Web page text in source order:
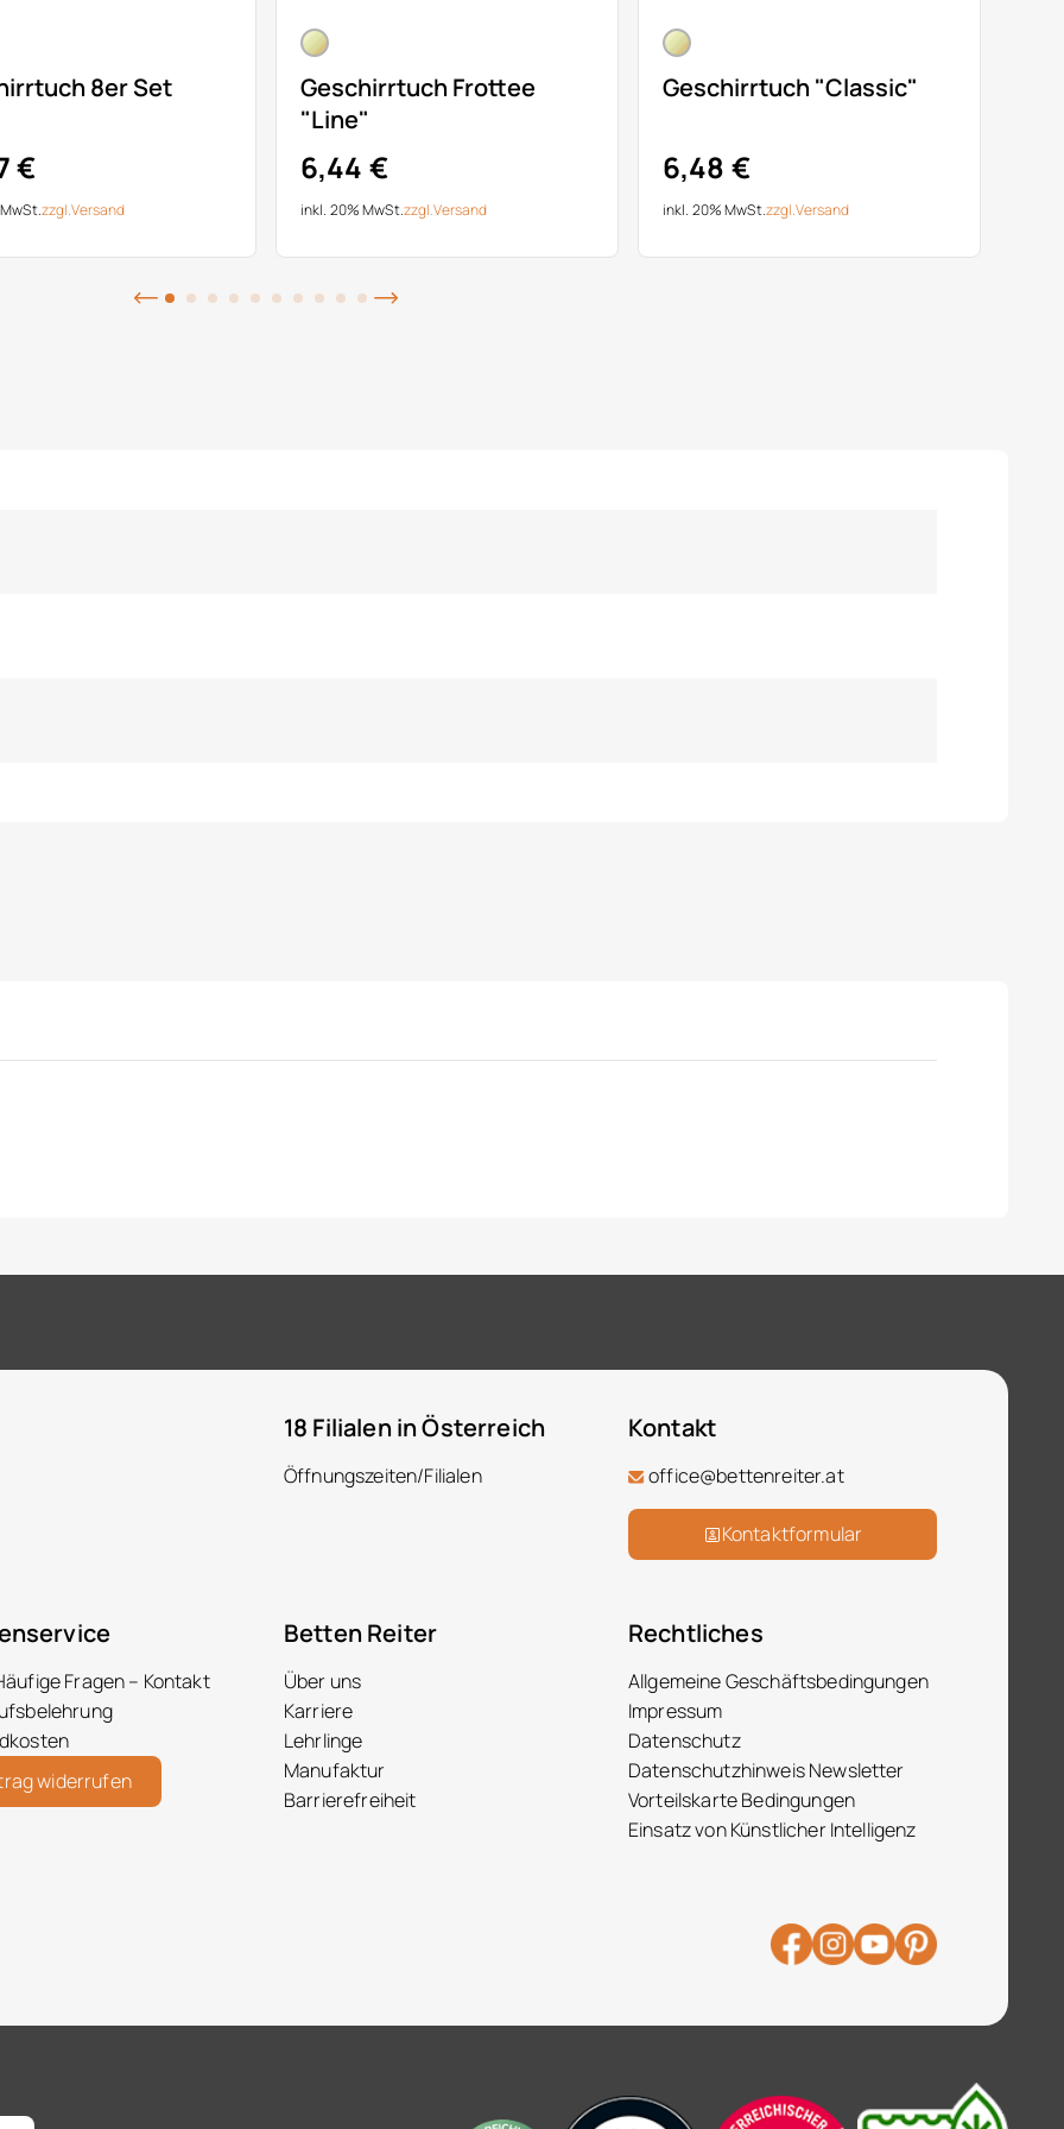
8er Set
€
zzgl.Versand
Geschirrtuch Frottee
"Line"
6,44 €
inkl. 20% MwSt.zzgl.Versand
Geschirrtuch "Classic"
6,48 €
inkl. 20% MwSt.zzgl.Versand
18 Filialen in Österreich
Öffnungszeiten/Filialen
Kontakt
office@bettenreiter.at
Kontaktformular
Fragen – Kontakt
widerrufen
Betten Reiter
Über uns
Karriere
Lehrlinge
Manufaktur
Barrierefreiheit
Rechtliches
Allgemeine Geschäftsbedingungen
Impressum
Datenschutz
Datenschutzhinweis Newsletter
Vorteilskarte Bedingungen
Einsatz von Künstlicher Intelligenz